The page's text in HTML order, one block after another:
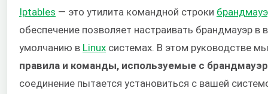
Iptables ​ — это утилита командной строки ​
обеспечение позволяет настраивать брандмауэр
умолчанию в ​ Linux системах. В этом руководстве
правила и команды, используемые с
соединение пытается установиться с вашей